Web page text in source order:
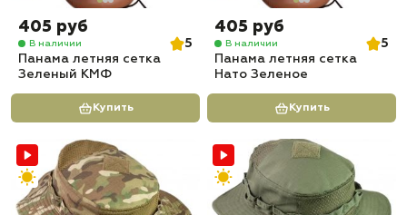
405 руб
В наличии
5
Панама летняя сетка
Зеленый КМФ
Купить
405 руб
В наличии
5
Панама летняя сетка
Нато Зеленое
Купить